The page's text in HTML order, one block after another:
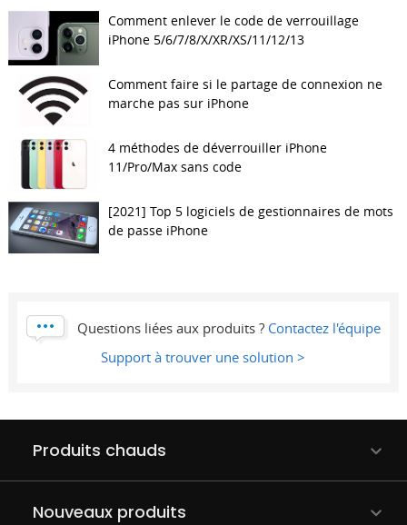
Comment enlever le code de verrouillage
iPhone 5/6/7/8/X/XR/XS/11/12/13
Comment faire si le partage de connexion ne
marche pas sur iPhone
4 méthodes de déverrouiller iPhone
11/Pro/Max sans code
[2021] Top 5 logiciels de gestionnaires de mots
de passe iPhone
Questions liées aux produits ? Contactez l'équipe
Support à trouver une solution >
Produits chauds
Nouveaux produits